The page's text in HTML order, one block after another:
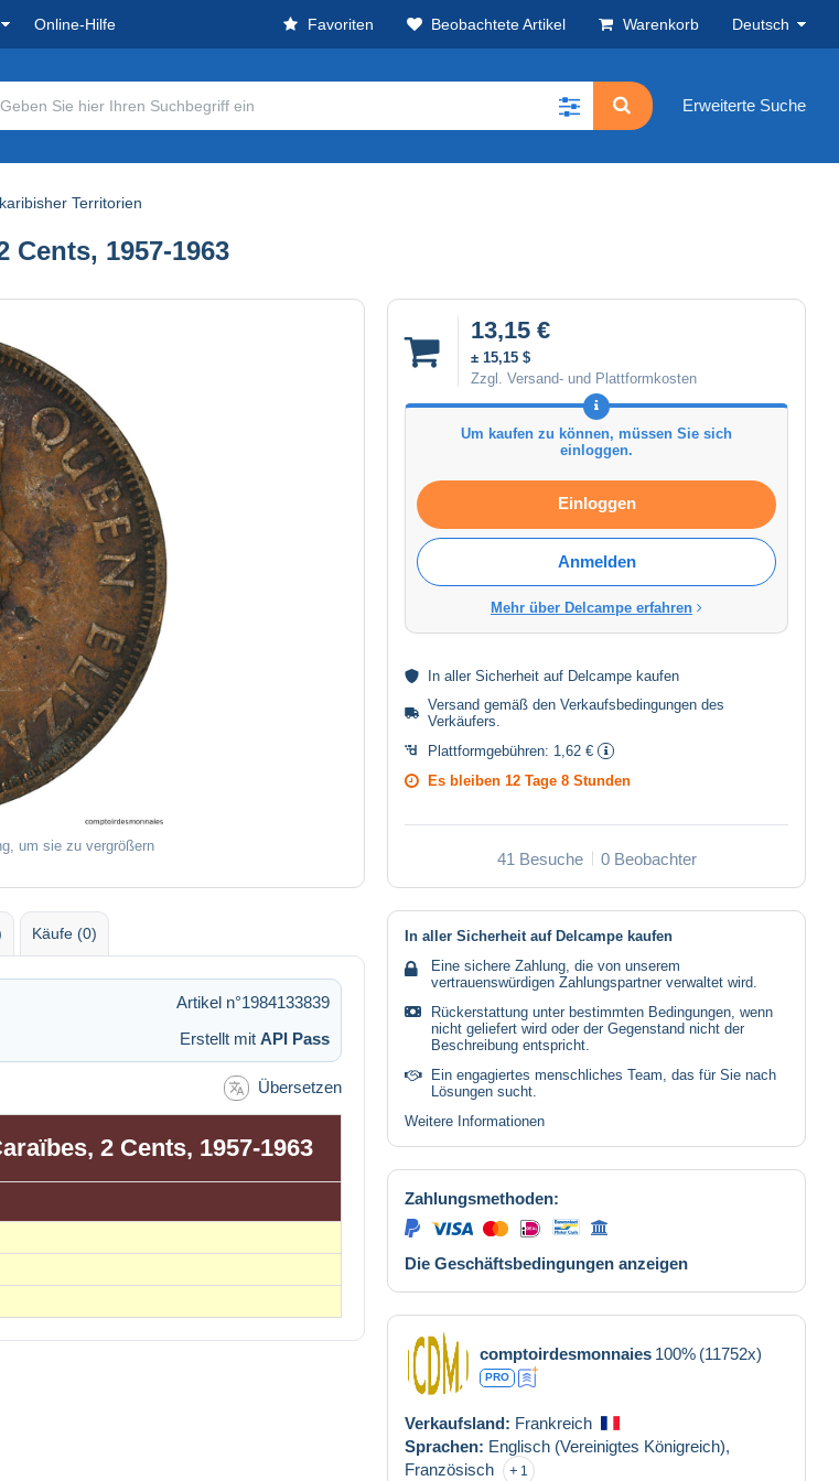
Online-Hilfe Favoriten Beobachtete Artikel Warenkorb Deutsch
Erweiterte Suche
Territorien
1957-1963
um sie zu vergrößern
13,15 €
± 15,15 $
Zzgl. Versand- und Plattformkosten
Um kaufen zu können, müssen Sie sich
einloggen.
Einloggen
Anmelden
Mehr über Delcampe erfahren
In aller Sicherheit auf Delcampe kaufen
Versand gemäß den Verkaufsbedingungen des
Verkäufers
Plattformgebühren: 1,62 €
Es bleiben 12 Tage 8 Stunden
41 Besuche 0 Beobachter
Käufe (0)
Artikel n°1984133839
Erstellt mit API Pass
Übersetzen
2 Cents, 1957-1963
In aller Sicherheit auf Delcampe kaufen
Eine sichere Zahlung, die von unserem
vertrauenswürdigen Zahlungspartner verwaltet wird.
Rückerstattung unter bestimmten Bedingungen, wenn
nicht geliefert wird oder der Gegenstand nicht der
Beschreibung entspricht.
Ein engagiertes menschliches Team, das für Sie nach
Lösungen sucht.
Weitere Informationen
Zahlungsmethoden:
Die Geschäftsbedingungen anzeigen
comptoirdesmonnaies 100% (11752x)
PRO
Verkaufsland: Frankreich
Sprachen: Englisch (Vereinigtes Königreich),
Französisch
1